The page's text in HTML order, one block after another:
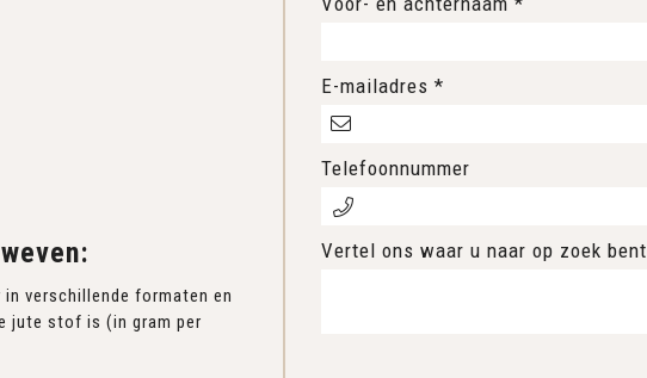
verschillende formaten en
jute stof is (in gram per
E-mailadres *
Telefoonnummer
Vertel ons waar u naar op zoek bent